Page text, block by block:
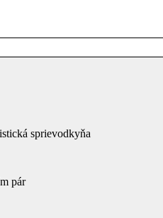
sprievodkyňa
pár